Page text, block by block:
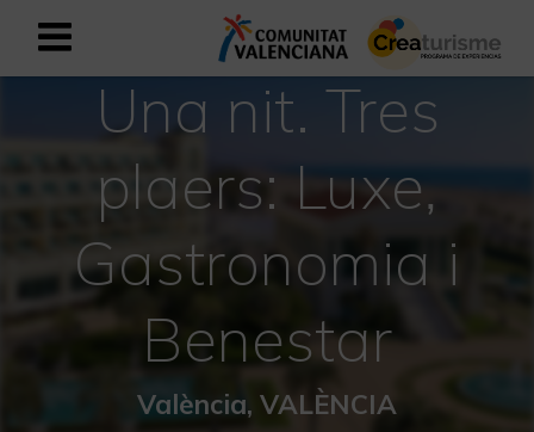
Registrar-se com a usuari
Registre empresarial
Valencià
Mediterrani Actiu i Esportiu
Mediterrani Cultural
Mediterrani Rural i Natural
Una nit. Tres
plaers: Luxe,
Gastronomia i
Benestar
València, VALÈNCIA